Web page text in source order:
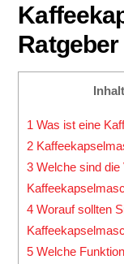
1 Was ist eine
2
3 Welche sind die
4 Worauf sollten
5 Welche